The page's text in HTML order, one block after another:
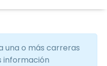
una o más carreras
información